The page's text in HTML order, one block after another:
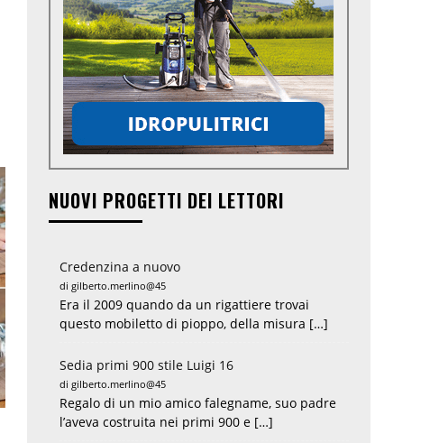
NUOVI PROGETTI DEI LETTORI
Credenzina a nuovo
di gilberto.merlino@45
Era il 2009 quando da un rigattiere trovai
questo mobiletto di pioppo, della misura […]
Sedia primi 900 stile Luigi 16
di gilberto.merlino@45
Regalo di un mio amico falegname, suo padre
l’aveva costruita nei primi 900 e […]